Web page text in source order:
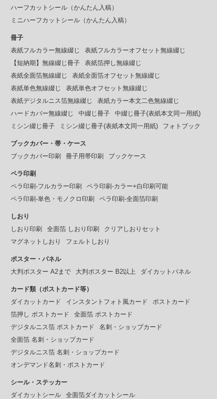
ハーフカットシール（かんたん入稿）
ミニハーフカットシール（かんたん入稿）
冊子
表紙フルカラー無線綴じ
表紙フルカラーオフセット無線綴じ
【短納期】無線綴じ冊子
表紙箔押し無線綴じ
表紙全面箔無線綴じ
表紙全面箔オフセット無線綴じ
表紙単色無線綴じ
表紙単色オフセット無線綴じ
表紙デジタルニス箔無線綴じ
表紙カラー本文二色無線綴じ
ハードカバー無線綴じ
中綴じ冊子
中綴じ冊子(表紙本文同一用紙)
ミシン綴じ冊子
ミシン綴じ冊子(表紙本文同一用紙) フォトブック
ブックカバー・帯・ケース
ブックカバー印刷
冊子用帯印刷 ブックケース
ペラ印刷
ペラ印刷-フルカラー印刷
ペラ印刷-カラー+白印刷可能
ペラ印刷-単色・モノクロ印刷
ペラ印刷-全面箔印刷
しおり
しおり印刷
全面箔 しおり印刷
クリアしおりセット
マグネットしおり
フェルトしおり
ポスター・パネル
大判ポスター A2まで
大判ポスター B2以上 ダイカットパネル
カード類（ポストカード等）
ダイカットカード
インスタントフォト風カード
ポストカード
箔押し ポストカード
全面箔 ポストカード
デジタルニス箔 ポストカード
名刺・ショップカード
全面箔 名刺・ショップカード
デジタルニス箔 名刺・ショップカード
オンデマンド名刺・ポストカード
シール・ステッカー
ダイカットシール
全面箔ダイカットシール